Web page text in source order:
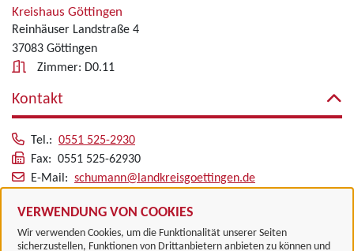
VERWENDUNG VON COOKIES
Wir verwenden Cookies, um die Funktionalität unserer Seiten
sicherzustellen, Funktionen von Drittanbietern anbieten zu können und
Kreishaus Göttingen
Reinhäuser Landstraße 4
37083 Göttingen
Zimmer: D0.11
Kontakt
Tel.: 0551 525-2930
Fax: 0551 525-62930
E-Mail: schumann@landkreisgoettingen.de
Alle zugeordneten Einrichtungen